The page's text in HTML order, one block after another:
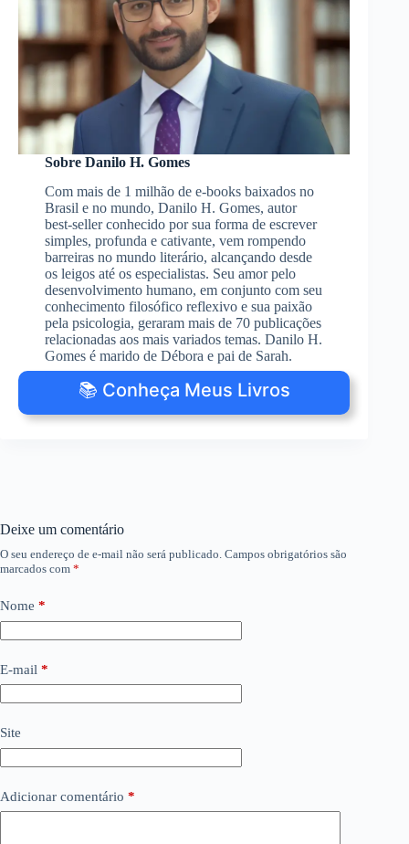
Sobre Danilo H. Gomes
Com mais de 1 milhão de e-books baixados no
Brasil e no mundo, Danilo H. Gomes, autor
best-seller conhecido por sua forma de escrever
simples, profunda e cativante, vem rompendo
barreiras no mundo literário, alcançando desde
os leigos até os especialistas. Seu amor pelo
desenvolvimento humano, em conjunto com seu
conhecimento filosófico reflexivo e sua paixão
pela psicologia, geraram mais de 70 publicações
relacionadas aos mais variados temas. Danilo H.
Gomes é marido de Débora e pai de Sarah.
📚 Conheça Meus Livros
Deixe um comentário
O seu endereço de e-mail não será publicado. Campos obrigatórios são
marcados com *
Nome *
E-mail *
Site
Adicionar comentário *